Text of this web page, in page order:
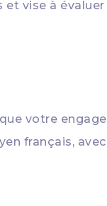
vise à
votre
français,